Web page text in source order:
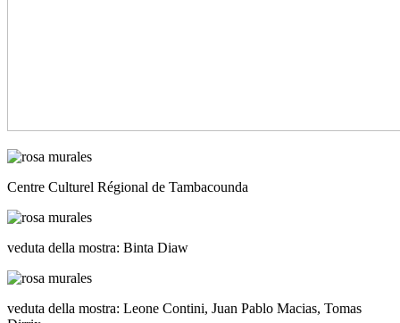
Centre Culturel Régional de Tambacounda
veduta della mostra: Binta Diaw
veduta della mostra: Leone Contini, Juan Pablo Macias, Tomas